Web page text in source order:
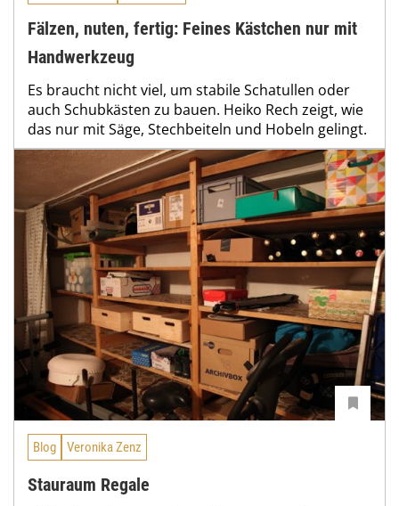
Fälzen, nuten, fertig: Feines Kästchen nur mit
Handwerkzeug
Es braucht nicht viel, um stabile Schatullen oder
auch Schubkästen zu bauen. Heiko Rech zeigt, wie
das nur mit Säge, Stechbeiteln und Hobeln gelingt.
Blog Veronika Zenz
Stauraum Regale